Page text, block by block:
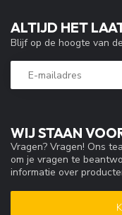
WIJ STAAN
Vragen? Vragen! Ons
om je vragen te
informatie over
ALTIJD HET
Blijf op de hoogte van